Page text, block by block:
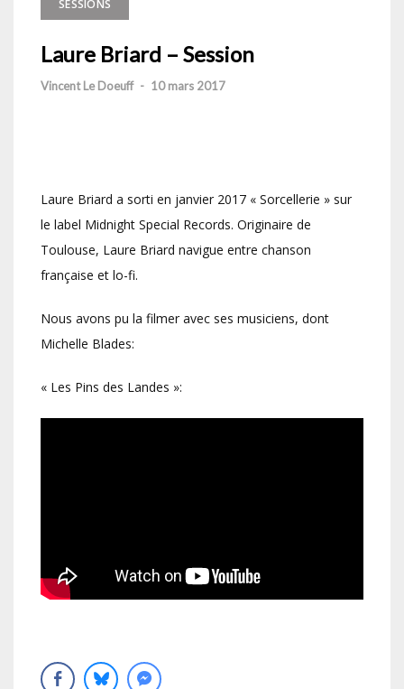
SESSIONS
Laure Briard – Session
Vincent Le Doeuff - 10 mars 2017
Laure Briard a sorti en janvier 2017 « Sorcellerie » sur
le label Midnight Special Records. Originaire de
Toulouse, Laure Briard navigue entre chanson
française et lo-fi.
Nous avons pu la filmer avec ses musiciens, dont
Michelle Blades:
« Les Pins des Landes »: